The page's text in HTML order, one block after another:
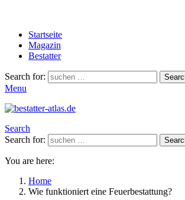
Startseite
Magazin
Bestatter
Search for:
Menu
Search
Search for:
You are here:
Home
Wie funktioniert eine Feuerbestattung?